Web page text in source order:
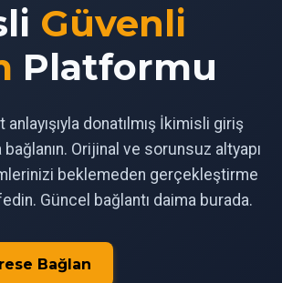
Güvenli
Platformu
anlayışıyla donatılmış İkimisli giriş
bağlanın. Orijinal ve sorunsuz altyapı
beklemeden gerçekleştirme
Güncel bağlantı daima burada.
Bağlan